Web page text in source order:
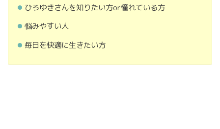
ひろゆきさんを知りたい方or憧れている方
悩みやすい人
毎日を快適に生きたい方